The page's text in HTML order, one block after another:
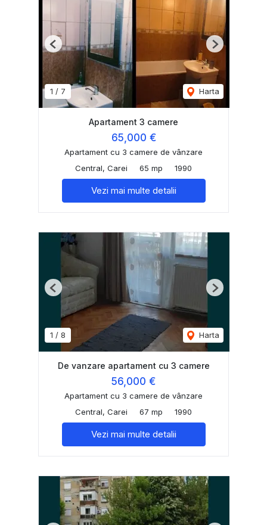
1 / 7 Harta
Previous Next
Apartament 3 camere
65,000 €
Apartament cu 3 camere de vânzare
Central, Carei
65 mp 1990
Vezi mai multe detalii
1 / 8 Harta
Previous Next
De vanzare apartament cu 3 camere
56,000 €
Apartament cu 3 camere de vânzare
Central, Carei
67 mp 1990
Vezi mai multe detalii